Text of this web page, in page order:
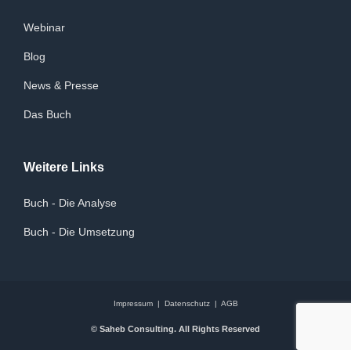
Webinar
Blog
News & Presse
Das Buch
Weitere Links
Buch - Die Analyse
Buch - Die Umsetzung
Impressum| Datenschutz| AGB
© Saheb Consulting. All Rights Reserved